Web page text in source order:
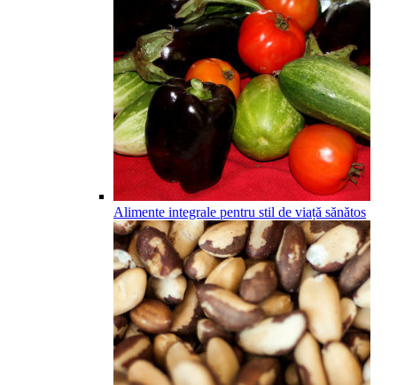
Alimente integrale pentru stil de viață sănătos